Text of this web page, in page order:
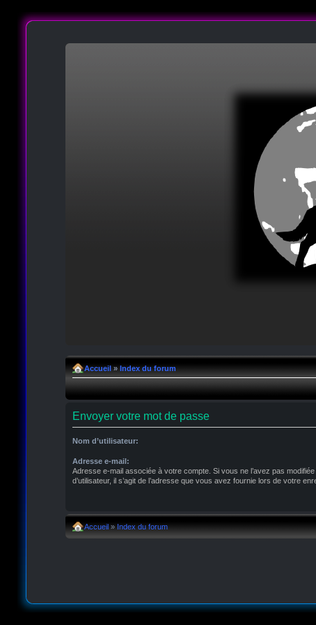
Accueil» Index du forum
Envoyer votre mot de passe
Nom d’utilisateur:
Adresse e-mail:
Adresse e-mail associée à votre compte. Si vous ne l’avez pas
d’utilisateur, il s’agit de l’adresse que vous avez fournie lors de votre
Accueil» Index du forum